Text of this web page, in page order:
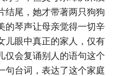
结尾，她才带著两只狗狗
的琴声让母亲觉得一切辛
儿眼中真正的家人，仅有
仅会复诵别人的语句这个
句台词，表达了这个家庭